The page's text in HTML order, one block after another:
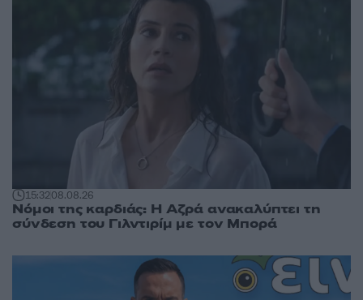
15:3208.08.26
Νόμοι της καρδιάς: Η Αζρά ανακαλύπτει τη
σύνδεση του Γιλντιρίμ με τον Μπορά